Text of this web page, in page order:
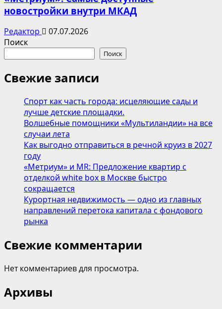
новостройки внутри МКАД
Редактор
07.07.2026
Поиск
Поиск
Свежие записи
Спорт как часть города: исцеляющие сады и
лучше детские площадки.
Волшебные помощники «Мультиландии» на все
случаи лета
Как выгодно отправиться в речной круиз в 2027
году
«Метриум» и MR: Предложение квартир с
отделкой white box в Москве быстро
сокращается
Курортная недвижимость — одно из главных
направлений перетока капитала с фондового
рынка
Свежие комментарии
Нет комментариев для просмотра.
Архивы